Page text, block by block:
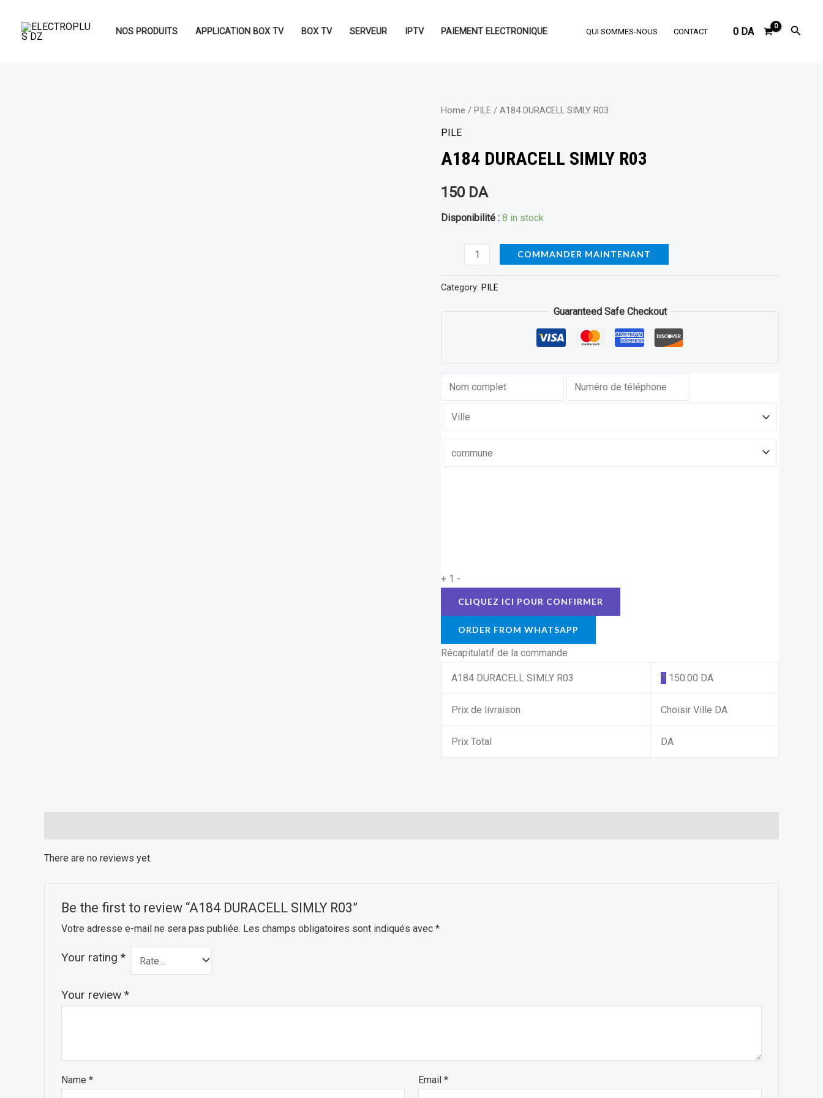
contenu
NOS PRODUITS APPLICATION BOX TV BOX TV SERVEUR IPTV PAIEMENT ELECTRONIQUE QUI SOMMES-NOUS CONTACT 0 DA
Home / PILE / A184 DURACELL SIMLY R03
PILE
A184 DURACELL SIMLY R03
150 DA
Disponibilité : 8 in stock
A184
DURACELL
R03
COMMANDER MAINTENANT
Category: PILE
Guaranteed Safe Checkout
+ 1 -
ORDER FROM WHATSAPP
Récapitulatif de la commande
A184 DURACELL SIMLY R03 1 150.00 DA
Prix de livraison Choisir Ville DA
Prix Total DA
There are no reviews yet.
Be the first to review “A184 DURACELL SIMLY R03”
Votre adresse e-mail ne sera pas publiée. Les champs obligatoires sont indiqués avec *
Your rating *
Your review *
Name * Email*